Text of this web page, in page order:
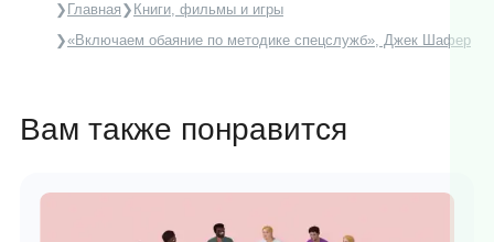
Главная
Книги, фильмы и игры
«Включаем обаяние по методике спецслужб», Джек Шафер
Вам также понравится